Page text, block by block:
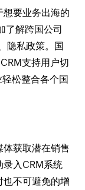
要业务出海的
了解跨国公司
隐私政策。国
支持用户切
松整合各个国
获取潜在销售
录入CRM系统
不可避免的增